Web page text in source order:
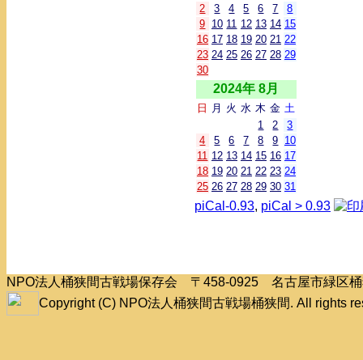
2
3 4 5 6 7
8
9 10 11 12 13 14 15
16 17 18 19 20 21 22
23 24 25 26 27 28 29
30
2024年 8月
日 月 火 水 木 金 土
1
2
3
4
5 6 7 8 9 10
11 12 13 14 15 16 17
18 19 20 21 22 23 24
25 26 27 28 29 30 31
piCal-0.93, piCal > 0.93
NPO法人桶狭間古戦場保存会 〒458-0925 名古屋市緑区
Copyright (C) NPO法人桶狭間古戦場桶狭間. All rights